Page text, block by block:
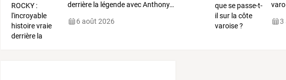
derrièrela légendeavecAnthony…
6 août 2026 3